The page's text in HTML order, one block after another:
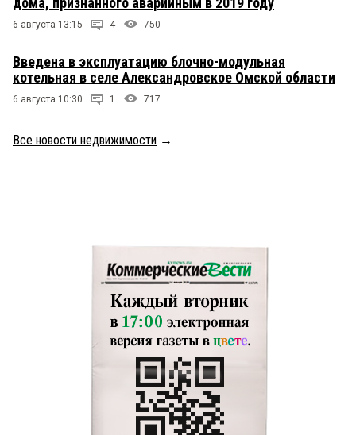
6 августа 13:15 4 750
Введена в эксплуатацию блочно-модульная
котельная в селе Александровское Омской области
6 августа 10:30 1 717
Все новости недвижимости →